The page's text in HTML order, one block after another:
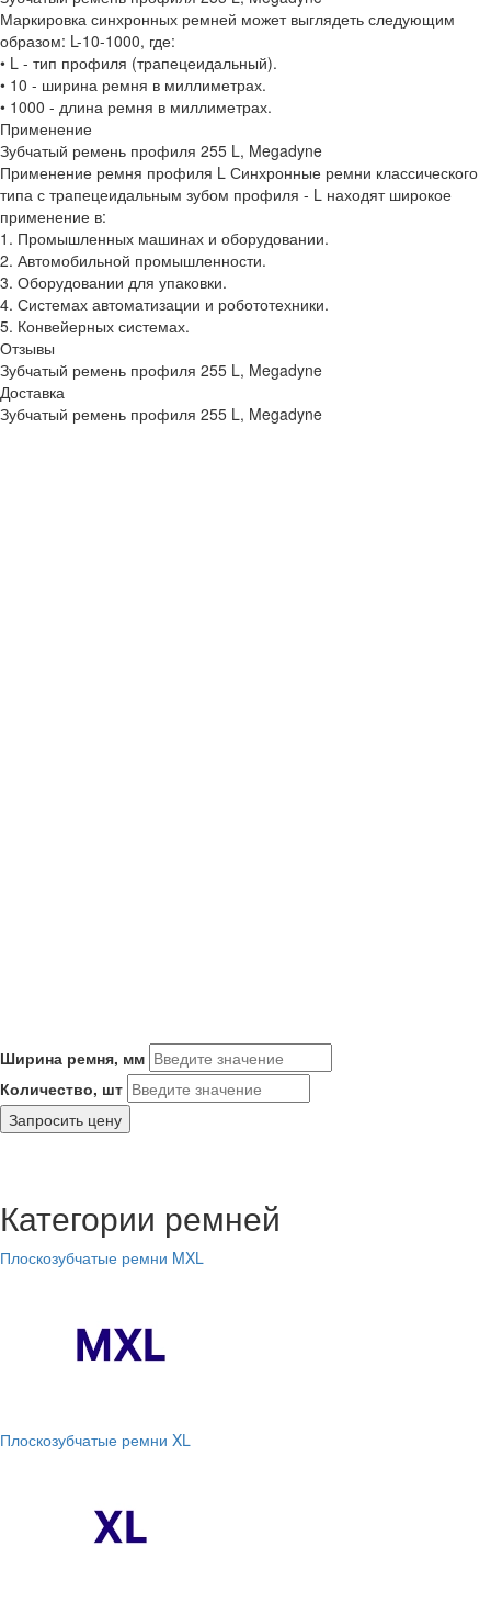
Маркировка синхронных ремней может выглядеть следующим
образом: L-10-1000, где:
• L - тип профиля (трапецеидальный).
• 10 - ширина ремня в миллиметрах.
• 1000 - длина ремня в миллиметрах.
Применение
Зубчатый ремень профиля 255 L, Megadyne
Применение ремня профиля L Синхронные ремни классического
типа с трапецеидальным зубом профиля - L находят широкое
применение в:
1. Промышленных машинах и оборудовании.
2. Автомобильной промышленности.
3. Оборудовании для упаковки.
4. Системах автоматизации и робототехники.
5. Конвейерных системах.
Отзывы
Зубчатый ремень профиля 255 L, Megadyne
Доставка
Зубчатый ремень профиля 255 L, Megadyne
Ширина ремня, мм
Количество, шт
Запросить цену
Категории ремней
Плоскозубчатые ремни MXL
Плоскозубчатые ремни XL